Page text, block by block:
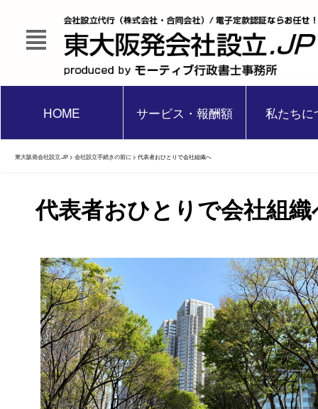
HOME サービス・報酬額 私たちに
東大阪発会社設立.JP > 会社設立手続きの前に > 代表者おひとりで会社組織へ
代表者おひとりで会社組